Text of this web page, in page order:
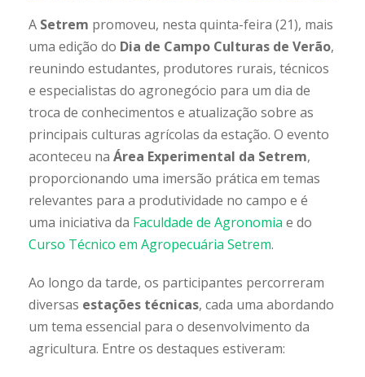
A Setrem promoveu, nesta quinta-feira (21), mais
uma edição do Dia de Campo Culturas de Verão,
reunindo estudantes, produtores rurais, técnicos
e especialistas do agronegócio para um dia de
troca de conhecimentos e atualização sobre as
principais culturas agrícolas da estação. O evento
aconteceu na Área Experimental da Setrem,
proporcionando uma imersão prática em temas
relevantes para a produtividade no campo e é
uma iniciativa da Faculdade de Agronomia e do
Curso Técnico em Agropecuária Setrem.
Ao longo da tarde, os participantes percorreram
diversas estações técnicas, cada uma abordando
um tema essencial para o desenvolvimento da
agricultura. Entre os destaques estiveram: